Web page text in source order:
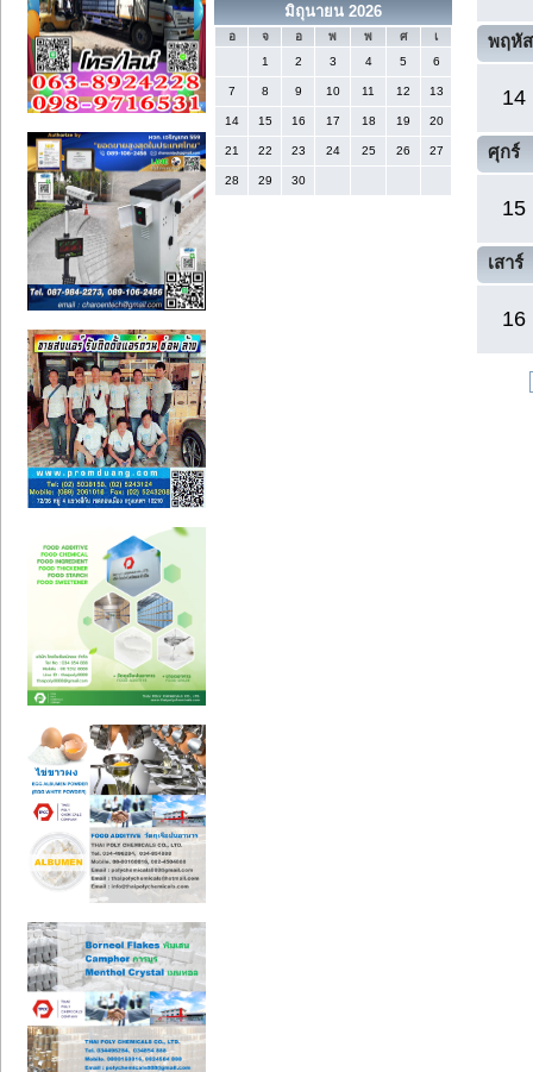
มิถุนายน 2026
อ จ อ พ พ ศ
เ
1
2 3 4 5 6
7 8 9 10 11 12 13
14 15 16 17 18 19 20
21 22 23 24 25 26 27
28 29 30
พฤหั
14
ศุกร์
15
เสาร์
16